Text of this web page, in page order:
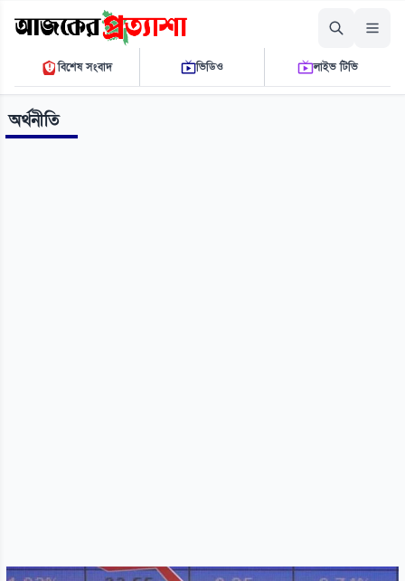
বৃহস্পতিবার, ০৬ আগস্ট ২০২৬
০৮:২৭:১৬ এ.এম.THE DAILY AJKER PROTTASHA
বিশেষ সংবাদ ভিডিও লাইভ টিভি
অর্থনীতি